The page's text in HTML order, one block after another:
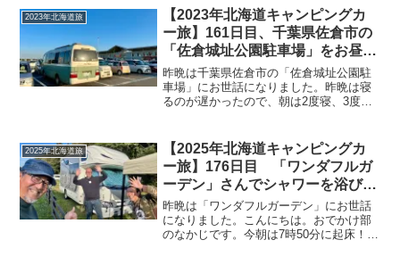
味期限が明日までで、3個残っていたので
2個を使用してオムライス...
2023年北海道旅
【2023年北海道キャンピングカ
ー旅】161日目、千葉県佐倉市の
「佐倉城址公園駐車場」をお昼過
ぎに出発し、再び栃木県の「道の
駅 思川」へ
昨晩は千葉県佐倉市の「佐倉城址公園駐
車場」にお世話になりました。昨晩は寝
るのが遅かったので、朝は2度寝、3度寝
出ると気持ち良いのですが、銀杏が沢山
落ちていて匂いが^^...
2025年北海道旅
【2025年北海道キャンピングカ
ー旅】176日目 「ワンダフルガ
ーデン」さんでシャワーを浴びて
サッパリ♪「とこ旅」さんと「バ
ンライフ狂」さんに見送られなが
ら午後に出発！今日は栃木県の
昨晩は「ワンダフルガーデン」にお世話
になりました。こんにちは。おでかけ部
のなかじです。今朝は7時50分に起床！め